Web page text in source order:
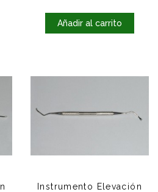
Añadir al carrito
Instrumento Elevación